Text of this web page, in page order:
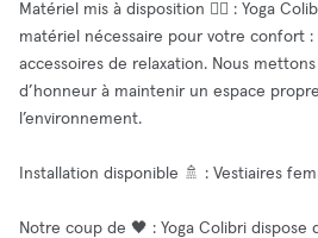
Matériel mis à disposition 🧘‍♂️ : Yoga
matériel nécessaire pour votre confort :
accessoires de relaxation. Nous
d’honneur à maintenir un espace
l’environnement.
Installation disponible 🚿 : Vestiaires
Notre coup de 🖤 : Yoga Colibri